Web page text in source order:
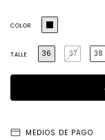
COLOR
TALLE 36 37 38
MEDIOS DE PAGO